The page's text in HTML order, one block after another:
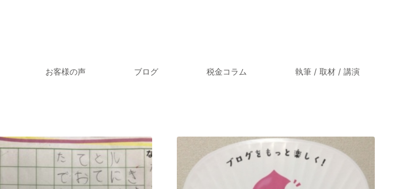
お客様の声 ブログ 税金コラム 執筆 / 取材 / 講演